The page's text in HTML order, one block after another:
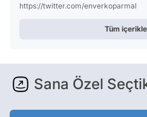
https://twitter.com/enverkoparmal
Tüm
Sana Özel